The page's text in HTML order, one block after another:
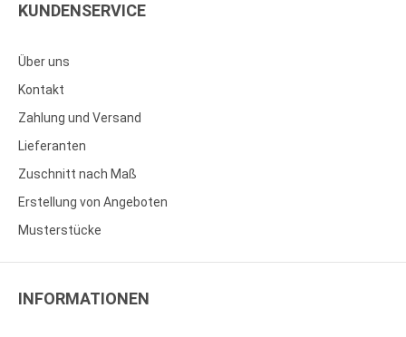
KUNDENSERVICE
Über uns
Kontakt
Zahlung und Versand
Lieferanten
Zuschnitt nach Maß
Erstellung von Angeboten
Musterstücke
INFORMATIONEN